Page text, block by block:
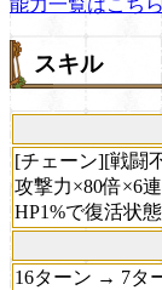
スキル
[チェーン][戦闘
攻撃力×80倍×6
HP1%で復活状態
16ターン → 7タ